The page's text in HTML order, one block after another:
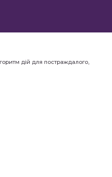
дій для постраждалого,